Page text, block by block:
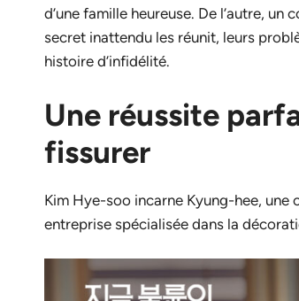
d’une famille heureuse. De l’autre,
secret inattendu les réunit, leurs
histoire d’infidélité.
Une réussite
fissurer
Kim Hye-soo incarne Kyung-hee, une
entreprise spécialisée dans la